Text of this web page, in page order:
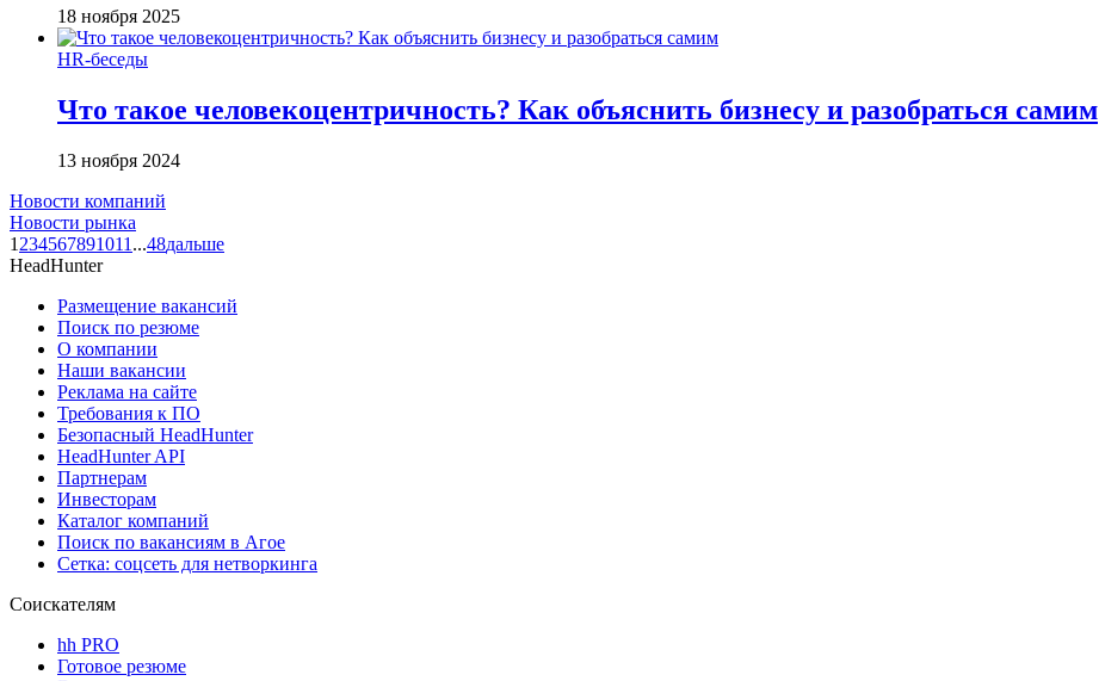
18 ноября 2025
HR-беседы
Что такое человеко­центричность? Как объяснить бизнесу и разобраться самим
13 ноября 2024
Новости компаний
Новости рынка
1 234567891011 ...48дальше
HeadHunter
Размещение вакансий
Поиск по резюме
О компании
Наши вакансии
Реклама на сайте
Требования к ПО
Безопасный HeadHunter
HeadHunter API
Партнерам
Инвесторам
Каталог компаний
Поиск по вакансиям в Агое
Сетка: соцсеть для нетворкинга
Соискателям
hh PRO
Готовое резюме